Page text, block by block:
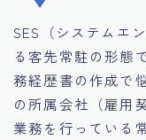
SES（システムエ
る客先常駐の形態
務経歴書の作成で
の所属会社（雇用
業務を行っている